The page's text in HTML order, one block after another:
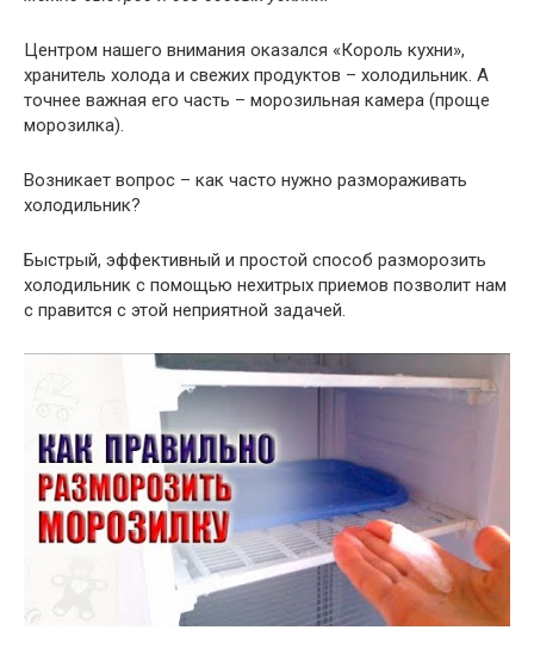
Центром нашего внимания оказался «Король кухни»,
хранитель холода и свежих продуктов – холодильник. А
точнее важная его часть – морозильная камера (проще
морозилка).
Возникает вопрос – как часто нужно размораживать
холодильник?
Быстрый, эффективный и простой способ разморозить
холодильник с помощью нехитрых приемов позволит нам
с правится с этой неприятной задачей.